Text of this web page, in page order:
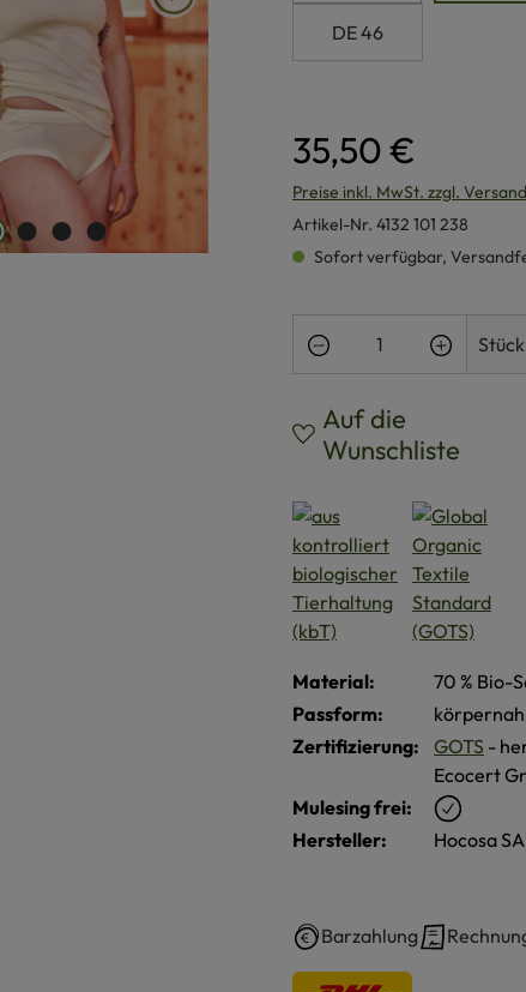
DE 46
35,50 €
Preise inkl. MwSt. zzgl.
Artikel-Nr. 4132 101 238
Sofort verfügbar,
Produkt Anzahl:
Stück
Auf die
Wunschliste
Material: 70 % Bio-
Passform:
körpernah
Zertifizierung:
GOTS -
Ecocert
Mulesing frei:
Hersteller:
Hocosa
Barzahlung